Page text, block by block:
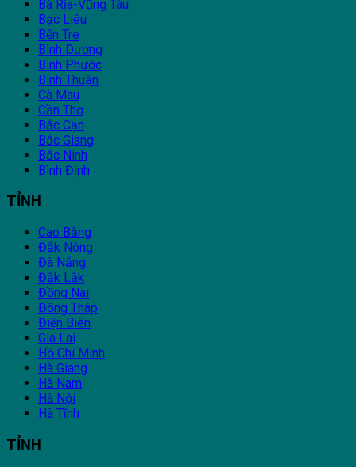
Bà Rịa-Vũng Tàu
Bạc Liêu
Bến Tre
Bình Dương
Bình Phước
Bình Thuận
Cà Mau
Cần Thơ
Bắc Cạn
Bắc Giang
Bắc Ninh
Bình Định
TỈNH
Cao Bằng
Đắk Nông
Đà Nẵng
Đắk Lắk
Đồng Nai
Đồng Tháp
Điện Biên
Gia Lai
Hồ Chí Minh
Hà Giang
Hà Nam
Hà Nội
Hà Tĩnh
TỈNH